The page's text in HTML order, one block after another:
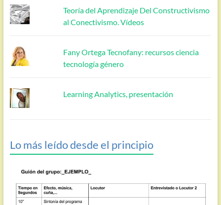
Teoría del Aprendizaje Del Constructivismo
al Conectivismo. Vídeos
Fany Ortega Tecnofany: recursos ciencia
tecnología género
Learning Analytics, presentación
Lo más leído desde el principio